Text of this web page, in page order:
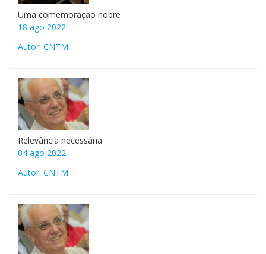
Uma comemoração nobre
18 ago 2022
Autor: CNTM
Relevância necessária
04 ago 2022
Autor: CNTM